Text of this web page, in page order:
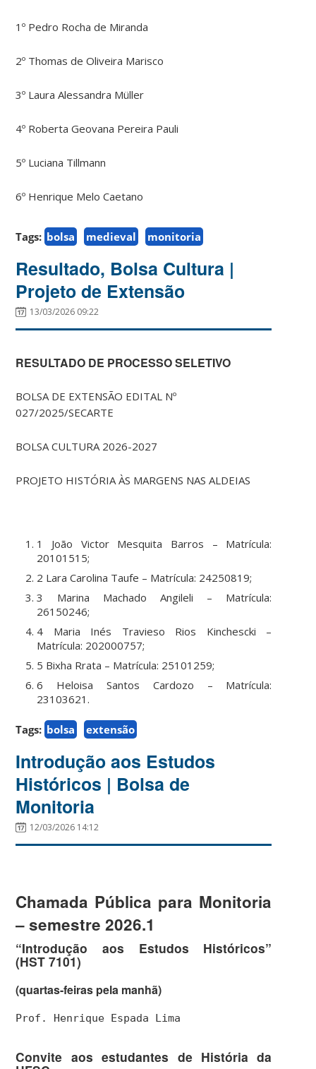
1º Pedro Rocha de Miranda
2º Thomas de Oliveira Marisco
3º Laura Alessandra Müller
4º Roberta Geovana Pereira Pauli
5º Luciana Tillmann
6º Henrique Melo Caetano
Tags: bolsa medieval monitoria
Resultado, Bolsa Cultura |
Projeto de Extensão
13/03/2026 09:22
RESULTADO DE PROCESSO SELETIVO
BOLSA DE EXTENSÃO EDITAL Nº
027/2025/SECARTE
BOLSA CULTURA 2026-2027
PROJETO HISTÓRIA ÀS MARGENS NAS ALDEIAS
1 João Victor Mesquita Barros – Matrícula:
20101515;
2 Lara Carolina Taufe – Matrícula: 24250819;
3 Marina Machado Angileli – Matrícula:
26150246;
4 Maria Inés Travieso Rios Kinchescki –
Matrícula: 202000757;
5 Bixha Rrata – Matrícula: 25101259;
6 Heloisa Santos Cardozo – Matrícula:
23103621.
Tags: bolsa extensão
Introdução aos Estudos
Históricos | Bolsa de
Monitoria
12/03/2026 14:12
Chamada Pública para Monitoria
– semestre 2026.1
“Introdução aos Estudos Históricos”
(HST 7101)
(quartas-feiras pela manhã)
Prof. Henrique Espada Lima
Convite aos estudantes de História da